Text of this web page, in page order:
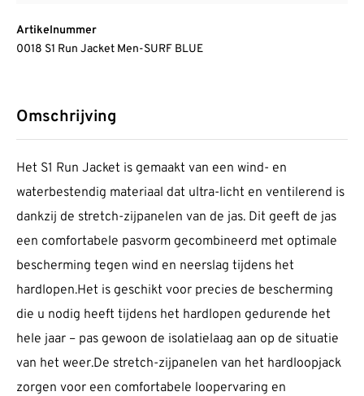
Artikelnummer
0018 S1 Run Jacket Men-SURF BLUE
Omschrijving
Het S1 Run Jacket is gemaakt van een wind- en
waterbestendig materiaal dat ultra-licht en ventilerend is
dankzij de stretch-zijpanelen van de jas. Dit geeft de jas
een comfortabele pasvorm gecombineerd met optimale
bescherming tegen wind en neerslag tijdens het
hardlopen.Het is geschikt voor precies de bescherming
die u nodig heeft tijdens het hardlopen gedurende het
hele jaar – pas gewoon de isolatielaag aan op de situatie
van het weer.De stretch-zijpanelen van het hardloopjack
zorgen voor een comfortabele loopervaring en